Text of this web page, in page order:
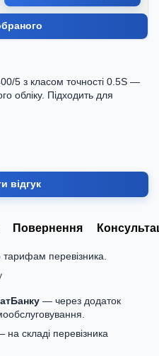
5 з класом точності 0.5S —
обліку. Підходить для
відгук
Повернення
перевізника.
— через додаток
на складі перевізника